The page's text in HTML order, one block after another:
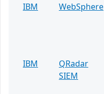
IBM
WebSphere
IBM
QRadar
SIEM